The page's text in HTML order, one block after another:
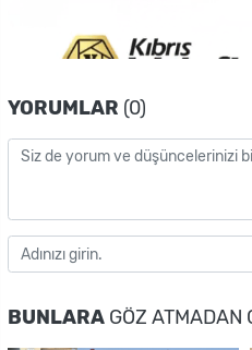
YORUMLAR (0)
BUNLARA GÖZ ATMADAN